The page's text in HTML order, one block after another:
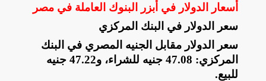
أسعار الدولار في أبزر البنوك العاملة في مصر
سعر الدولار في البنك المركزي
سعر الدولار مقابل الجنيه المصري في البنك
المركزي: 47.08 جنيه للشراء، و47.22 جنيه
للبيع.